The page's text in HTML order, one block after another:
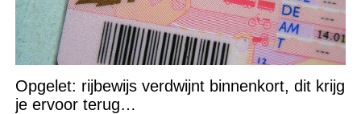
Opgelet: rijbewijs verdwijnt binnenkort, dit krijg
je ervoor terug…